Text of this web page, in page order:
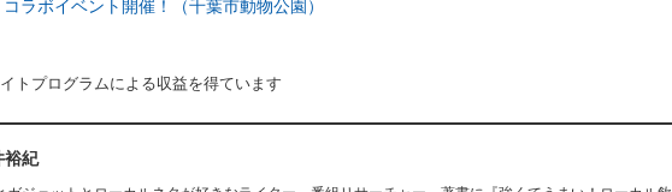
コラボイベント開催！（千葉市動物公園）
トプログラムによる収益を得ています
裕紀